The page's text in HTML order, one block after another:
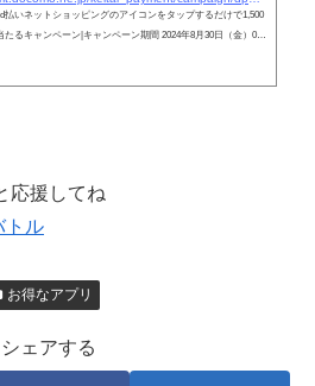
いネットショッピングのアイコンをタップするだけで1,500
たるキャンペーン​|キャンペーン期間 2024年8月30日（金）0：
応援してね
トル
お得なアプリ
シェアする